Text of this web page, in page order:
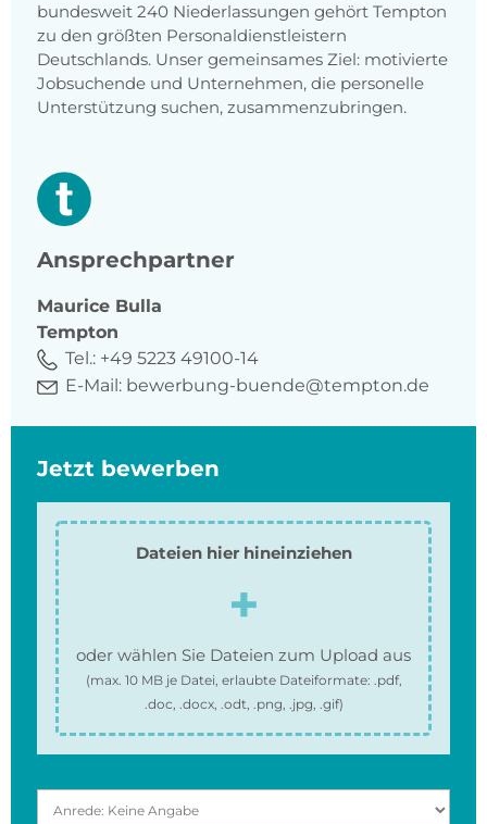
bundesweit 240 Niederlassungen gehört Tempton
zu den größten Personaldienstleistern
Deutschlands. Unser gemeinsames Ziel: motivierte
Jobsuchende und Unternehmen, die personelle
Unterstützung suchen, zusammenzubringen.
Ansprechpartner
Maurice Bulla
Tempton
Tel.: +49 5223 49100-14
E-Mail: bewerbung-buende@tempton.de
Jetzt bewerben
Dateien hier hineinziehen
oder wählen Sie Dateien zum Upload aus
(max. 10 MBje Datei, erlaubte Dateiformate: .pdf,
.doc, .docx, .odt, .png, .jpg, .gif)